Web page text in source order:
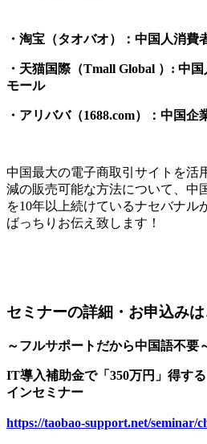
・淘宝（タオバオ）：中国人消費
・天猫国際（Tmall Global ）: 中
モール
・アリババ（1688.com）：中国
中国最大の電子商取引サイトを活
減の販売可能な方法について、中
を10年以上続けているナセバナル
ばっちりお伝え致します！
セミナーの詳細・お申込み
～フルサポートだから中国語不要
IT導入補助金で「350万円」得す
インセミナー
https://taobao-support.net/seminar/